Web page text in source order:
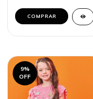
COMPRAR
9%
OFF